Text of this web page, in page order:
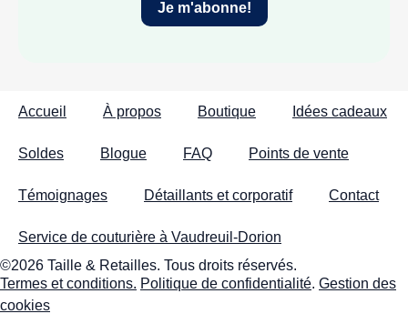
Accueil À propos Boutique Idées cadeaux
Soldes Blogue FAQ Points de vente
Témoignages Détaillants et corporatif Contact
Service de couturière à Vaudreuil-Dorion
©2026 Taille & Retailles. Tous droits réservés.
Termes et conditions. Politique de confidentialité. Gestion des
cookies